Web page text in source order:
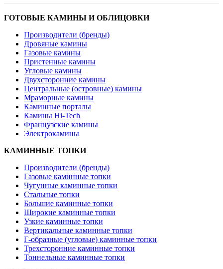
ГОТОВЫЕ КАМИНЫ И ОБЛИЦОВКИ
Производители (бренды)
Дровяные камины
Газовые камины
Пристенные камины
Угловые камины
Двухсторонние камины
Центральные (островные) камины
Мраморные камины
Каминные порталы
Камины Hi-Tech
Французские камины
Электрокамины
КАМИННЫЕ ТОПКИ
Производители (бренды)
Газовые каминные топки
Чугунные каминные топки
Стальные топки
Большие каминные топки
Широкие каминные топки
Узкие каминные топки
Вертикальные каминные топки
Г-образные (угловые) каминные топки
Трехсторонние каминные топки
Тоннельные каминные топки